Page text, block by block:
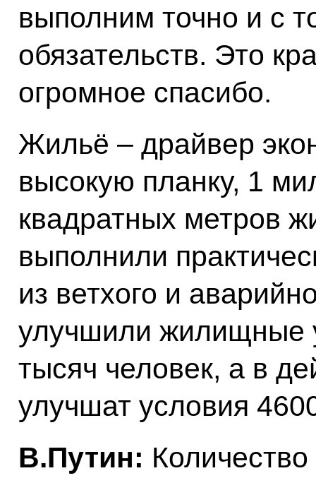
выполним точно и с
обязательств. Это
огромное спасибо.
Жильё – драйвер
высокую планку, 1
квадратных метров
выполнили
из ветхого и
улучшили жилищные
тысяч человек, а в
улучшат условия
В.Путин: